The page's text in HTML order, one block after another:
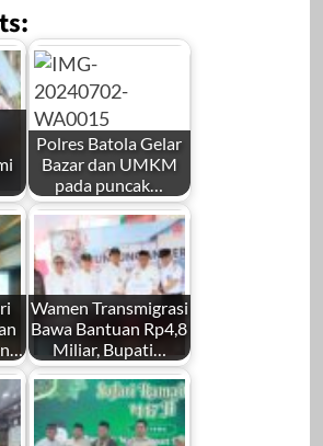
Polres Batola Gelar
Bazar dan UMKM
pada puncak…
Wamen Transmigrasi
Bawa Bantuan Rp4,8
Miliar, Bupati…